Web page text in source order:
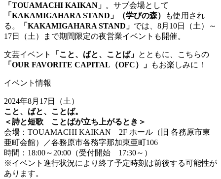
「TOUAMACHI KAIKAN」 。サブ会場として
「KAKAMIGAHARA STAND」（学びの森）
も使用され
る。
「KAKAMIGAHARA STAND」 では、8月10日（土）～
17日（土）まで期間限定の夜営業イベントも開催。
文芸イベント 「こと、ばと、ことば」 とともに、こちらの
「OUR FAVORITE CAPITAL（OFC）」
もお楽しみに！
イベント情報
2024年8月17日（土）
こと、ばと、ことば。
＜詩と短歌 ことばが立ち上がるとき＞
会場：TOUAMACHI KAIKAN 2F ホール（旧 各務原市東
亜町会館）／各務原市各務字那加東亜町106
時間：18:00～20:00（受付開始 17:30～）
※イベント進行状況により終了予定時刻は前後する可能性が
あります。